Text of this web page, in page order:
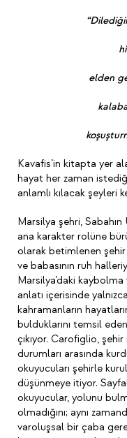
elden
Kavafis’in kitapta yer
hayat her zaman
anlamlı kılacak şeyleri
Marsilya şehri,
ana karakter rolüne
olarak betimlenen
ve babasının ruh
Marsilya’daki
anlatı içerisinde
kahramanların
bulduklarını temsil
çıkıyor. Carofiglio,
durumları arasında
okuyucuları şehirle
düşünmeye itiyor.
okuyucular, yolunu
olmadığını; aynı
varoluşsal bir çaba